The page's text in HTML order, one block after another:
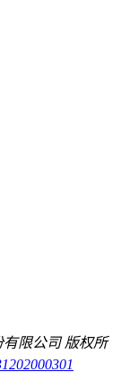
有限公司 版权所